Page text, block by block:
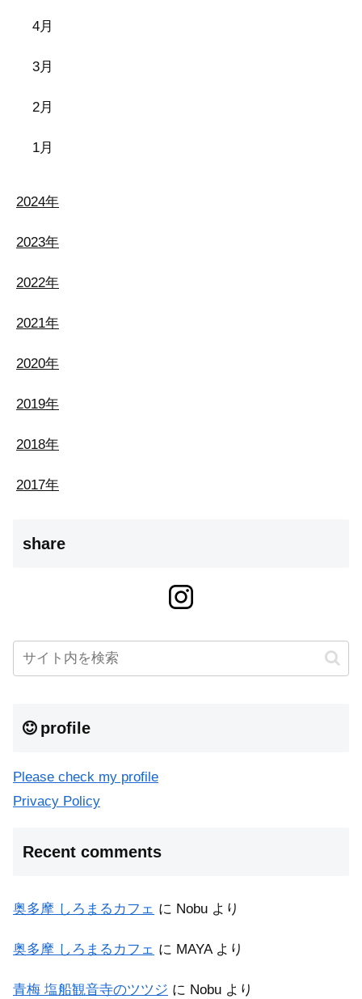
4月
3月
2月
1月
2024年
2023年
2022年
2021年
2020年
2019年
2018年
2017年
share
profile
Please check my profile
Privacy Policy
Recent comments
奥多摩 しろまるカフェ に Nobu より
奥多摩 しろまるカフェ に MAYAより
青梅 塩船観音寺のツツジ に Nobu より